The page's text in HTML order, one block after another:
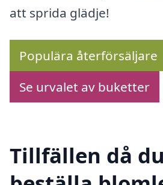
att sprida glädje!
Populära återförsäljare
Se urvalet av buketter
Tillfällen då